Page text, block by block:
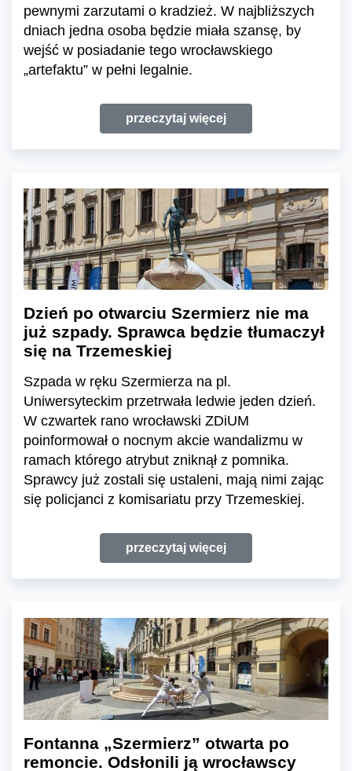
pewnymi zarzutami o kradzież. W najbliższych
dniach jedna osoba będzie miała szansę, by
wejść w posiadanie tego wrocławskiego
„artefaktu” w pełni legalnie.
przeczytaj więcej
Dzień po otwarciu Szermierz nie ma
już szpady. Sprawca będzie tłumaczył
się na Trzemeskiej
Szpada w ręku Szermierza na pl.
Uniwersyteckim przetrwała ledwie jeden dzień.
W czwartek rano wrocławski ZDiUM
poinformował o nocnym akcie wandalizmu w
ramach którego atrybut zniknął z pomnika.
Sprawcy już zostali się ustaleni, mają nimi zając
się policjanci z komisariatu przy Trzemeskiej.
przeczytaj więcej
Fontanna „Szermierz” otwarta po
remoncie. Odsłonili ją wrocławscy